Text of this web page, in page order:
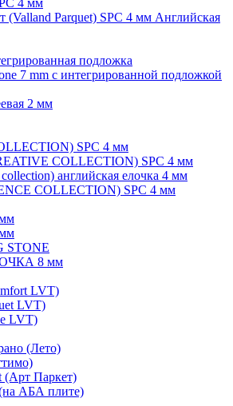
4 мм
(Valland Parquet) SPC 4 мм Английская
подложка
7 mm с интегрированной подложкой
2 мм
SPC 4 мм
COLLECTION) SPC 4 мм
английская елочка 4 мм
COLLECTION) SPC 4 мм
STONE
8 мм
LVT)
LVT)
LVT)
(Лето)
(Арт Паркет)
АБА плите)